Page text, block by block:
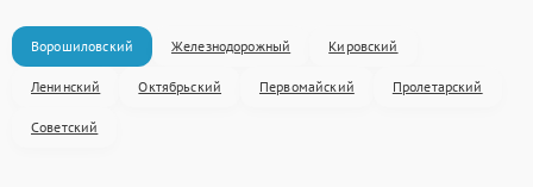
Ворошиловский Железнодорожный Кировский
Ленинский Октябрьский Первомайский Пролетарский
Советский